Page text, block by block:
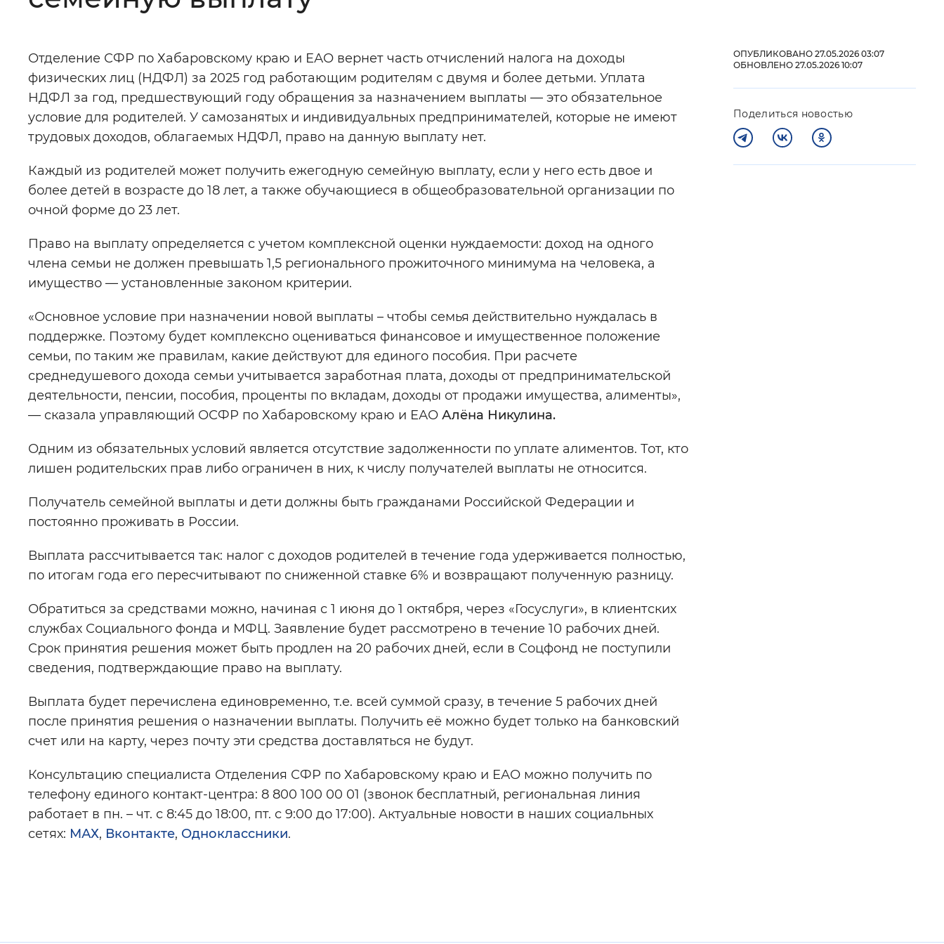
Изображения: Включены Выключены
Звуковой ассистент: Воспроизвести Остановить
Вернуть стандартные настройки
Отделение СФР по Хабаровскому краю и ЕАО вернет часть отчислений налога на доходы
физических лиц (НДФЛ) за 2025 год работающим родителям с двумя и более детьми. Уплата
НДФЛ за год, предшествующий году обращения за назначением выплаты — это обязательное
условие для родителей. У самозанятых и индивидуальных предпринимателей, которые не имеют
трудовых доходов, облагаемых НДФЛ, право на данную выплату нет.
Каждый из родителей может получить ежегодную семейную выплату, если у него есть двое и
более детей в возрасте до 18 лет, а также обучающиеся в общеобразовательной организации по
очной форме до 23 лет.
Право на выплату определяется с учетом комплексной оценки нуждаемости: доход на одного
члена семьи не должен превышать 1,5 регионального прожиточного минимума на человека, а
имущество — установленные законом критерии.
«Основное условие при назначении новой выплаты – чтобы семья действительно нуждалась в
поддержке. Поэтому будет комплексно оцениваться финансовое и имущественное положение
семьи, по таким же правилам, какие действуют для единого пособия. При расчете
среднедушевого дохода семьи учитывается заработная плата, доходы от предпринимательской
деятельности, пенсии, пособия, проценты по вкладам, доходы от продажи имущества, алименты»,
— сказала управляющий ОСФР по Хабаровскому краю и ЕАО Алёна Никулина.
Одним из обязательных условий является отсутствие задолженности по уплате алиментов. Тот, кто
лишен родительских прав либо ограничен в них, к числу получателей выплаты не относится.
Получатель семейной выплаты и дети должны быть гражданами Российской Федерации и
постоянно проживать в России.
Выплата рассчитывается так: налог с доходов родителей в течение года удерживается полностью,
по итогам года его пересчитывают по сниженной ставке 6% и возвращают полученную разницу.
Обратиться за средствами можно, начиная с 1 июня до 1 октября, через «Госуслуги», в клиентских
службах Социального фонда и МФЦ. Заявление будет рассмотрено в течение 10 рабочих дней.
Срок принятия решения может быть продлен на 20 рабочих дней, если в Соцфонд не поступили
сведения, подтверждающие право на выплату.
Выплата будет перечислена единовременно, т.е. всей суммой сразу, в течение 5 рабочих дней
после принятия решения о назначении выплаты. Получить её можно будет только на банковский
счет или на карту, через почту эти средства доставляться не будут.
Консультацию специалиста Отделения СФР по Хабаровскому краю и ЕАО можно получить по
телефону единого контакт-центра: 8 800 100 00 01 (звонок бесплатный, региональная линия
работает в пн. – чт. с 8:45 до 18:00, пт. с 9:00 до 17:00). Актуальные новости в наших социальных
сетях: МАХ, Вконтакте, Одноклассники.
ОПУБЛИКОВАНО 27.05.2026 03:07
ОБНОВЛЕНО 27.05.2026 10:07
Поделиться новостью